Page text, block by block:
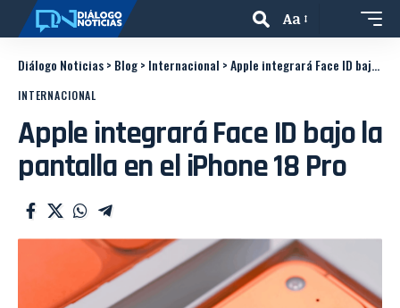
Aa
Diálogo Noticias> Blog> Internacional >Apple integrará Face ID bajo la pantalla en el iPhone 18 Pro
INTERNACIONAL
Apple integrará Face ID bajo la
pantalla en el iPhone 18 Pro